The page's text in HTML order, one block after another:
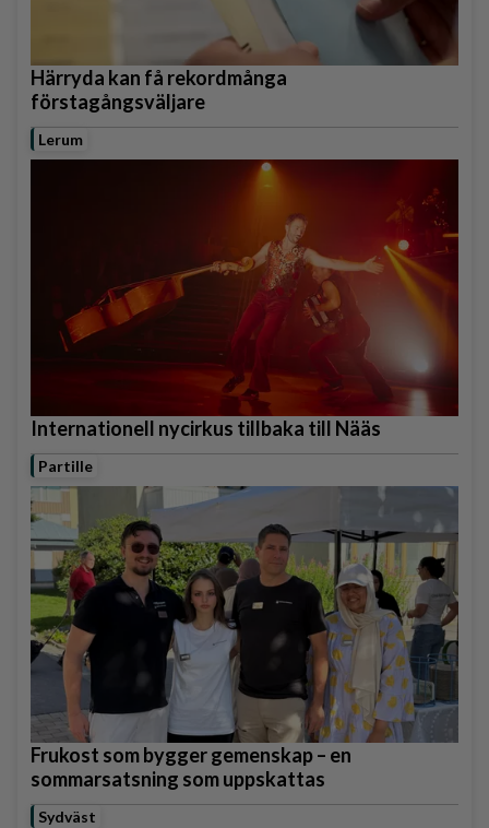
Härryda kan få rekordmånga
förstagångsväljare
Lerum
Internationell nycirkus tillbaka till Nääs
Partille
Frukost som bygger gemenskap – en
sommarsatsning som uppskattas
Sydväst